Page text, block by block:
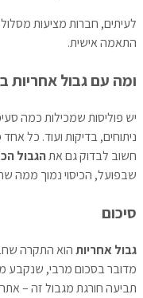
לעיתים, חברות מציעות
התאמה אישית.
ומה עם גבול אחריות
יש פוליסות שמכילות כמה
ניתוחים, בדיקות ועוד. כל
חשוב לבדוק גם אתהגבול
שבפועל, הכיסוי נמוך ממה
סיכום
גבול אחריותהוא התקרה
מדובר בסכום מרבי, שנקבע
תביעה חורגת מגבול זה –